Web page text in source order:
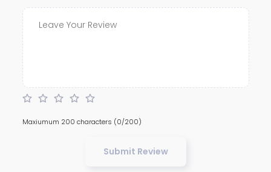
Maxiumum 200 characters (0/200)
Submit Review